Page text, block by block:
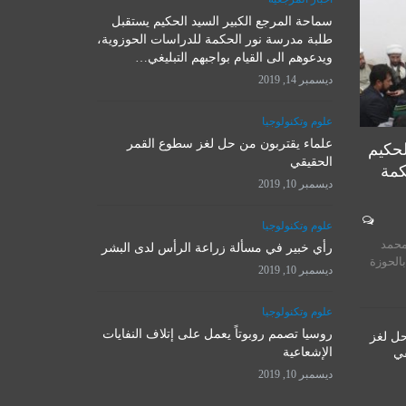
علوم وتكنولوجيا
روسيا تصمم روبوتاً يعمل على
إتلاف النفايات الإشعاعية
لغز
سماحة المرجع الكبير السيد الحكيم يستقبل
طلبة مدرسة نور الحكمة للدراسات الحوزوية،
ويدعوهم الى القيام بواجبهم التبليغي…
ديسمبر 14, 2019
علوم وتكنولوجيا
علماء يقتربون من حل لغز سطوع القمر
الحقيقي
ديسمبر 10, 2019
علوم وتكنولوجيا
رأي خبير في مسألة زراعة الرأس لدى البشر
ديسمبر 10, 2019
علوم وتكنولوجيا
روسيا تصمم روبوتاً يعمل على إتلاف النفايات
الإشعاعية
ديسمبر 10, 2019